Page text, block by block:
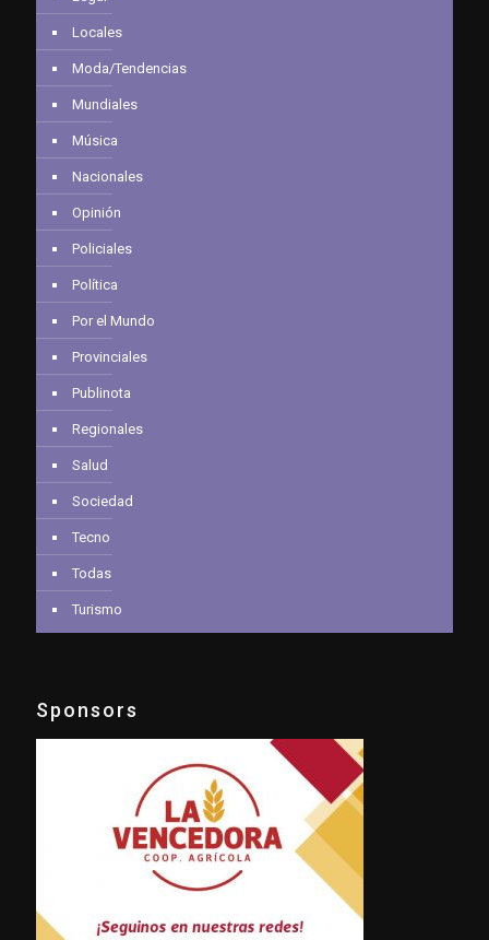
Locales
Moda/Tendencias
Mundiales
Música
Nacionales
Opinión
Policiales
Política
Por el Mundo
Provinciales
Publinota
Regionales
Salud
Sociedad
Tecno
Todas
Turismo
Sponsors